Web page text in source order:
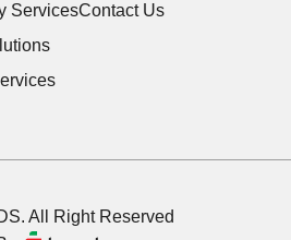
ServicesContact Us
All Right Reserved